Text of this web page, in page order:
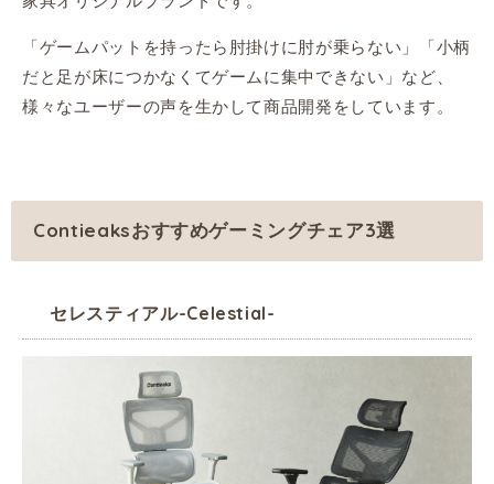
「ゲームパットを持ったら肘掛けに肘が乗らない」「小柄
だと足が床につかなくてゲームに集中できない」など、
様々なユーザーの声を生かして商品開発をしています。
Contieaksおすすめゲーミングチェア3選
セレスティアル-Celestial-